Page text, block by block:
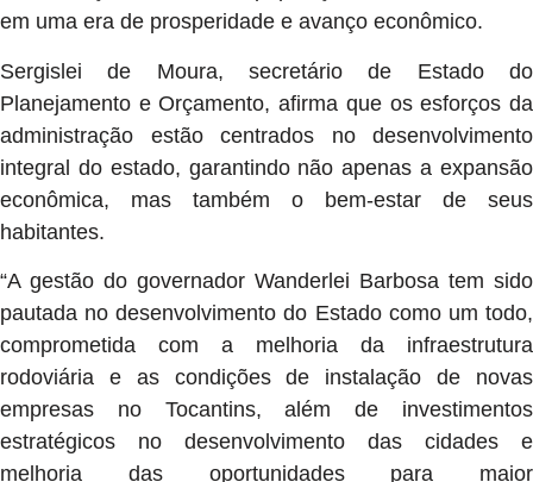
em uma era de prosperidade e avanço econômico.
Sergislei de Moura, secretário de Estado do
Planejamento e Orçamento, afirma que os esforços da
administração estão centrados no desenvolvimento
integral do estado, garantindo não apenas a expansão
econômica, mas também o bem-estar de seus
habitantes.
“A gestão do governador Wanderlei Barbosa tem sido
pautada no desenvolvimento do Estado como um todo,
comprometida com a melhoria da infraestrutura
rodoviária e as condições de instalação de novas
empresas no Tocantins, além de investimentos
estratégicos no desenvolvimento das cidades e
melhoria das oportunidades para maior